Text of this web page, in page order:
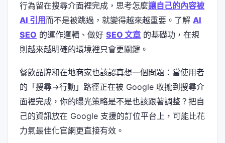
行為留在搜尋介面裡完成，思考怎麼讓自己的內容被
AI 引用而不是被跳過，就變得越來越重要。了解 AI
SEO 的運作邏輯、做好 SEO 文章 的基礎功，在規
則越來越明確的環境裡只會更關鍵。
餐飲品牌和在地商家也該認真想一個問題：當使用者
的「搜尋→行動」路徑正在被 Google 收攏到搜尋介
面裡完成，你的曝光策略是不是也該跟著調整？把自
己的資訊放在 Google 支援的訂位平台上，可能比花
力氣最佳化官網更直接有效。